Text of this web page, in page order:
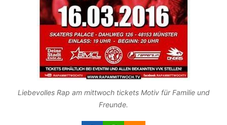
Liebevolles Rap am mittwoch tickets Motiv für Familie und
Freunde.